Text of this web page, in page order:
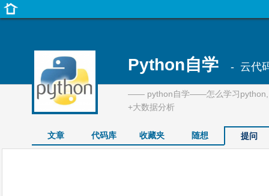
Python自学 - 云代
—— python自学——怎么学习python,
+大数据分析
文章 代码库 收藏夹 随想 提问